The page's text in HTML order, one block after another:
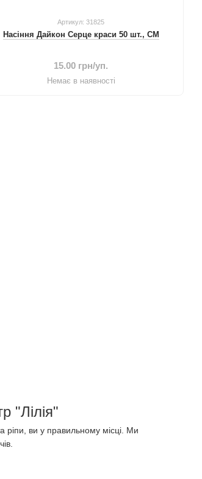
"Лілія"
ріпи, ви у правильному місці. Ми
Артикул: 31825
Насіння Дайкон Серце краси 50 шт., СМ
15.00 грн/уп.
Немає в наявності